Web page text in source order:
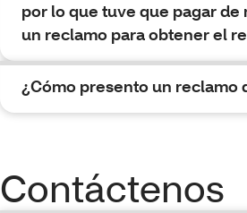
por lo que tuve que pagar
un reclamo para obtener el
¿Cómo presento un reclamo
Contáctenos